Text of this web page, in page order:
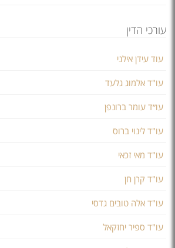
עורכי הדין
​עוד עידן אילני
עו"ד אלמוג גלעד
עו״ד עומר ברונפן
עו"ד לינוי ברוס
עו"ד מאי זכאי
עו"ד קרן חן
עו"ד אלה טובים גדסי
עו"ד ספיר יחזקאל